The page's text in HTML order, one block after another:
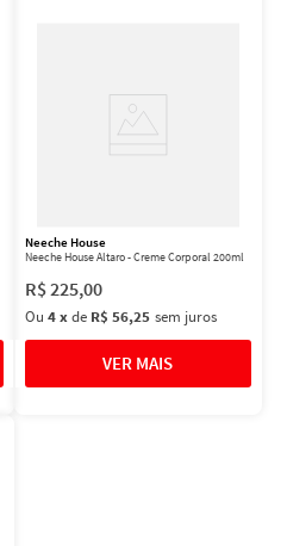
Neeche House
Neeche House Altaro - Creme Corporal 200ml
R$225,00
Ou 4 xde R$ 56,25 sem juros